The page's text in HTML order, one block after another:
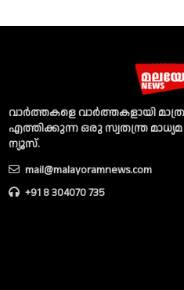
വാര്‍ത്തകളെ വാര്‍ത്തകളായി
എത്തിക്കുന്ന ഒരു സ്വതന്ത്ര
ന്യൂസ്‌.
mail@malayoramnews.com
+91 8 304070 735